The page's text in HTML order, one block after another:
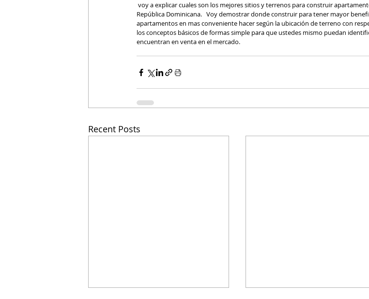
República Dominicana.   Voy demostrar donde construir para tener mayor
apartamentos en mas conveniente hacer según la ubicación de terreno con
los conceptos básicos de formas simple para que ustedes mismo puedan
encuentran en venta en el mercado.
Recent Posts